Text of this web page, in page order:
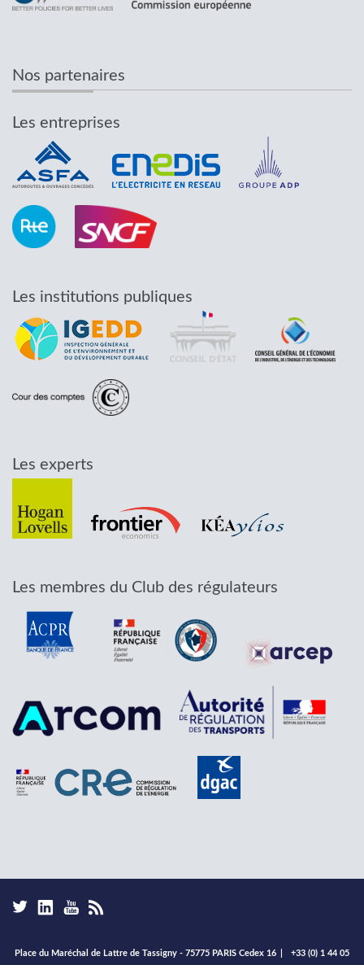
Nos partenaires
Les entreprises
Les institutions publiques
Les experts
Les membres du Club des régulateurs
Place du Maréchal de Lattre de Tassigny - 75775 PARIS Cedex 16 +33 (0) 1 44 05